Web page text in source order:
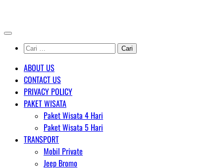
content
Cari
untuk:
ABOUT US
CONTACT US
PRIVACY POLICY
PAKET WISATA
Paket Wisata 4 Hari
Paket Wisata 5 Hari
TRANSPORT
Mobil Private
Jeep Bromo